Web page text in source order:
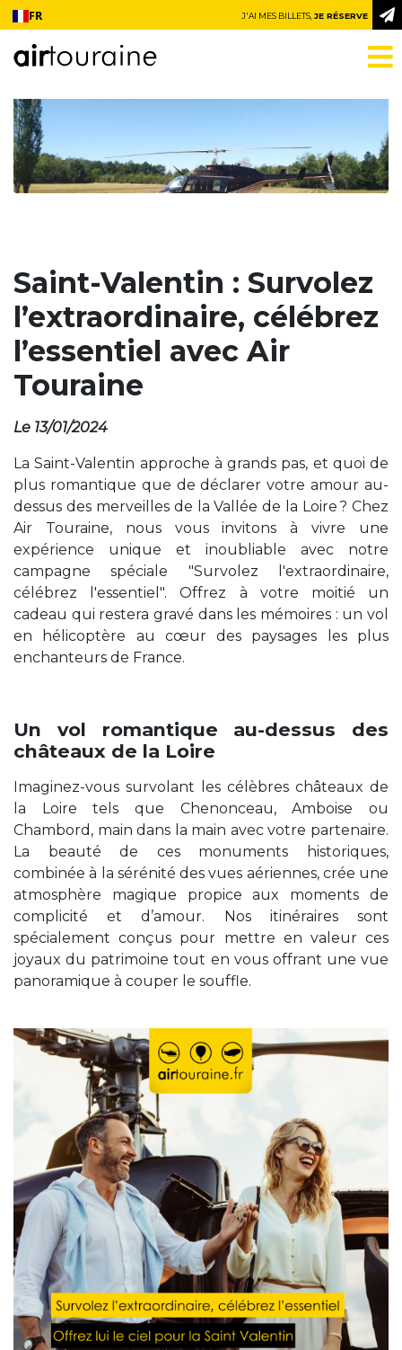
Aller au contenu
FR J'AI MES BILLETS,JE RÉSERVE
Saint-Valentin : Survolez
l’extraordinaire, célébrez
l’essentiel avec Air
Touraine
Le 13/01/2024
La Saint-Valentin approche à grands pas, et quoi de
plus romantique que de déclarer votre amour au-
dessus des merveilles de la Vallée de la Loire ? Chez
Air Touraine, nous vous invitons à vivre une
expérience unique et inoubliable avec notre
campagne spéciale "Survolez l'extraordinaire,
célébrez l'essentiel". Offrez à votre moitié un
cadeau qui restera gravé dans les mémoires : un vol
en hélicoptère au cœur des paysages les plus
enchanteurs de France.
Un vol romantique au-dessus des
châteaux de la Loire
Imaginez-vous survolant les célèbres châteaux de
la Loire tels que Chenonceau, Amboise ou
Chambord, main dans la main avec votre partenaire.
La beauté de ces monuments historiques,
combinée à la sérénité des vues aériennes, crée une
atmosphère magique propice aux moments de
complicité et d’amour. Nos itinéraires sont
spécialement conçus pour mettre en valeur ces
joyaux du patrimoine tout en vous offrant une vue
panoramique à couper le souffle.